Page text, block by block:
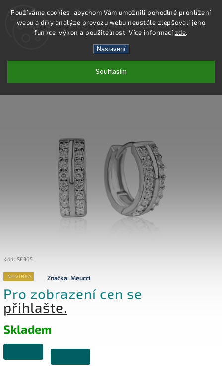
Používáme cookies, abychom Vám umožnili pohodlné prohlížení
webu a díky analýze provozu webu neustále zlepšovali jeho
funkce, výkon a použitelnost. Více informacízde.
Nastavení
Souhlasím
Hledat
SE365 - NÁUŠNICE AG 925/1000
Kód: SE365
NOVINKA Značka:Meucci
Pro zobrazení cen se
přihlašte.
Skladem